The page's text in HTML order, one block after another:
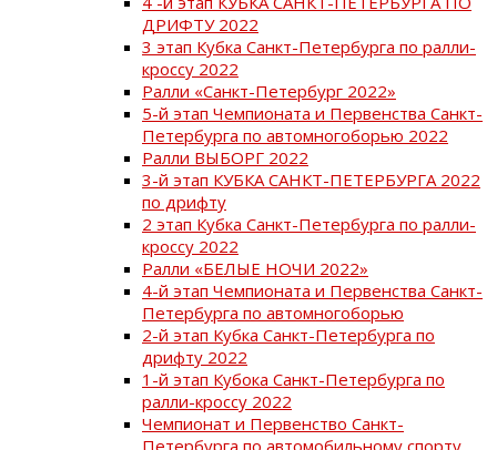
ДРИФТУ 2022
3 этап Кубка Санкт-Петербурга по ралли-
кроссу 2022
Ралли «Санкт-Петербург 2022»
5-й этап Чемпионата и Первенства Санкт-
Петербурга по автомногоборью 2022
Ралли ВЫБОРГ 2022
3-й этап КУБКА САНКТ-ПЕТЕРБУРГА 2022
по дрифту
2 этап Кубка Санкт-Петербурга по ралли-
кроссу 2022
Ралли «БЕЛЫЕ НОЧИ 2022»
4-й этап Чемпионата и Первенства Санкт-
Петербурга по автомногоборью
2-й этап Кубка Санкт-Петербурга по
дрифту 2022
1-й этап Кубока Санкт-Петербурга по
ралли-кроссу 2022
Чемпионат и Первенство Санкт-
Петербурга по автомобильному спорту